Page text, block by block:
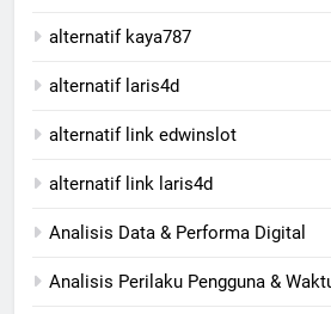
alternatif kaya787
alternatif laris4d
alternatif link edwinslot
alternatif link laris4d
Analisis Data & Performa Digital
Analisis Perilaku Pengguna &